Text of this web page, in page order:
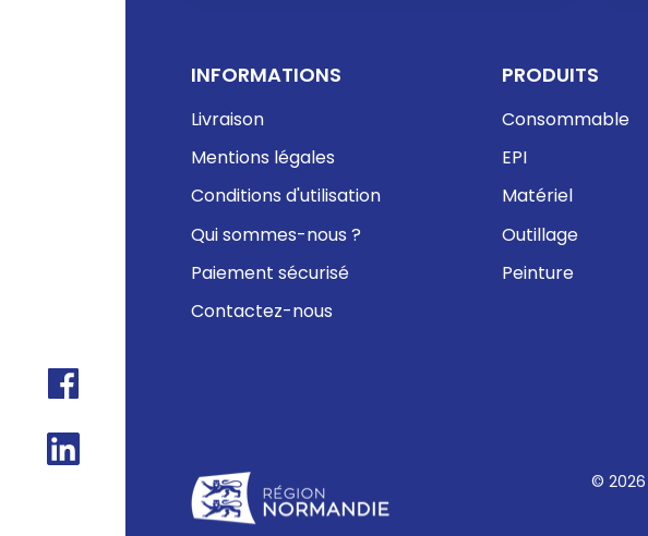
INFORMATIONS
Livraison
Mentions légales
Conditions d'utilisation
Qui sommes-nous ?
Paiement sécurisé
Contactez-nous
PRODUITS
Consommable
EPI
Matériel
Outillage
Peinture
©